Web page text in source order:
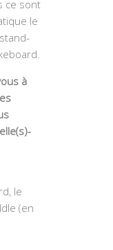
ce sont
le
à
le
(en